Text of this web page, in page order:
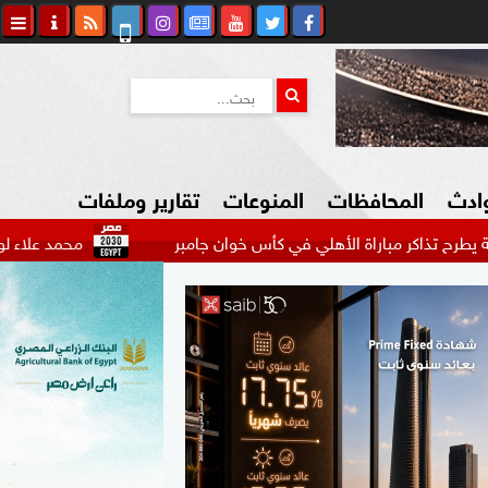
شكاوي المواطن
المحافظات المنوعات
السياحة في مصر
التكنولوجيا
المرأة والأسرة
السيارات
تقارير وملفات
محمد علاء لوكا مديرًا مباراة الأهلي في كأس خوان جامبر